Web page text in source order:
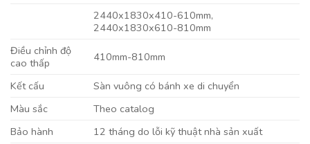
2440x1830x410-610mm,
2440x1830x610-810mm
Điều chỉnh độ
cao thấp
410mm-810mm
Kết cấu
Sàn vuông có bánh xe di chuyển
Màu sắc
Theo catalog
Bảo hành
12 tháng do lỗi kỹ thuật nhà sản xuất